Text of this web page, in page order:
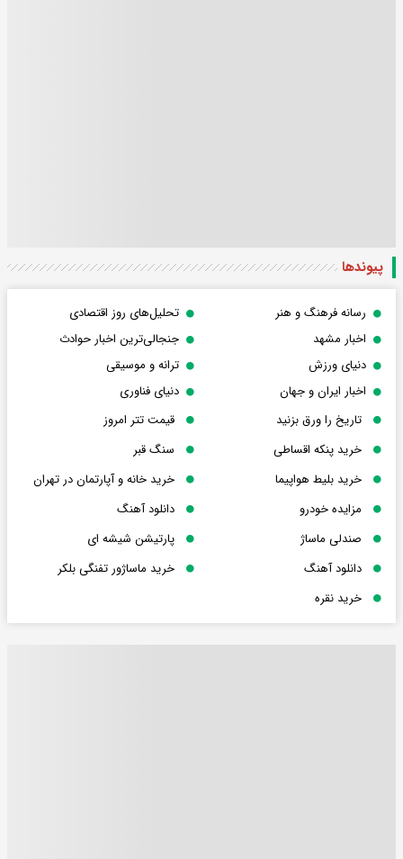
پیوندها
رسانه فرهنگ و هنر
تحلیل‌های روز اقتصادی
اخبار مشهد
جنجالی‌ترین اخبار حوادث
دنیای ورزش
ترانه و موسیقی
اخبار ایران و جهان
دنیای فناوری
تاریخ را ورق بزنید
قیمت تتر امروز
خرید پنکه اقساطی
سنگ قبر
خرید بلیط هواپیما
خرید خانه و آپارتمان در تهران
مزایده خودرو
دانلود آهنگ
صندلی ماساژ
پارتیشن شیشه ای
دانلود آهنگ
خرید ماساژور تفنگی بلکر
خرید نقره